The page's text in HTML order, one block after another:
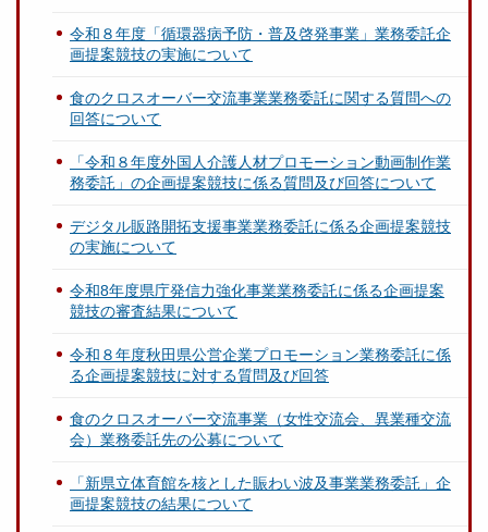
令和８年度「循環器病予防・普及啓発事業」業務委託企
画提案競技の実施について
食のクロスオーバー交流事業業務委託に関する質問への
回答について
「令和８年度外国人介護人材プロモーション動画制作業
務委託」の企画提案競技に係る質問及び回答について
デジタル販路開拓支援事業業務委託に係る企画提案競技
の実施について
令和8年度県庁発信力強化事業業務委託に係る企画提案
競技の審査結果について
令和８年度秋田県公営企業プロモーション業務委託に係
る企画提案競技に対する質問及び回答
食のクロスオーバー交流事業（女性交流会、異業種交流
会）業務委託先の公募について
「新県立体育館を核とした賑わい波及事業業務委託」企
画提案競技の結果について